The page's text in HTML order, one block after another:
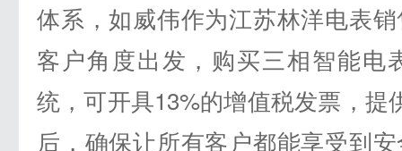
体系，如威伟作为江苏林洋电表
客户角度出发，购买三相智能电
统，可开具13%的增值税发票，提
后，确保让所有客户都能享受到